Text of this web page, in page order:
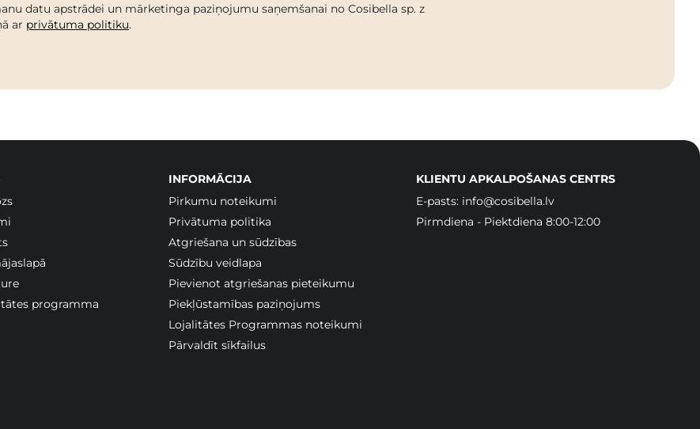
datu apstrādei un mārketinga paziņojumu saņemšanai no Cosibella sp. z
ar privātuma politiku.
programma
INFORMĀCIJA
Pirkumu noteikumi
Privātuma politika
Atgriešana un sūdzības
Sūdzību veidlapa
Pievienot atgriešanas pieteikumu
Piekļūstamības paziņojums
Lojalitātes Programmas noteikumi
Pārvaldīt sīkfailus
KLIENTU APKALPOŠANAS CENTRS
E-pasts: info@cosibella.lv
Pirmdiena - Piektdiena 8:00-12:00